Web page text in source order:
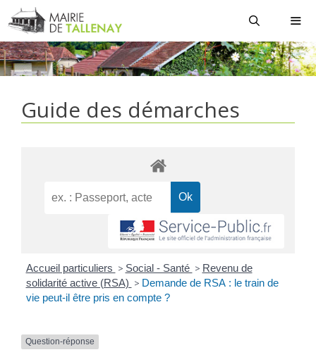
Aller
au
contenu
Guide des démarches
Accueil particuliers > Social - Santé > Revenu de
solidarité active (RSA) > Demande de RSA : le train de
vie peut-il être pris en compte ?
Question-réponse